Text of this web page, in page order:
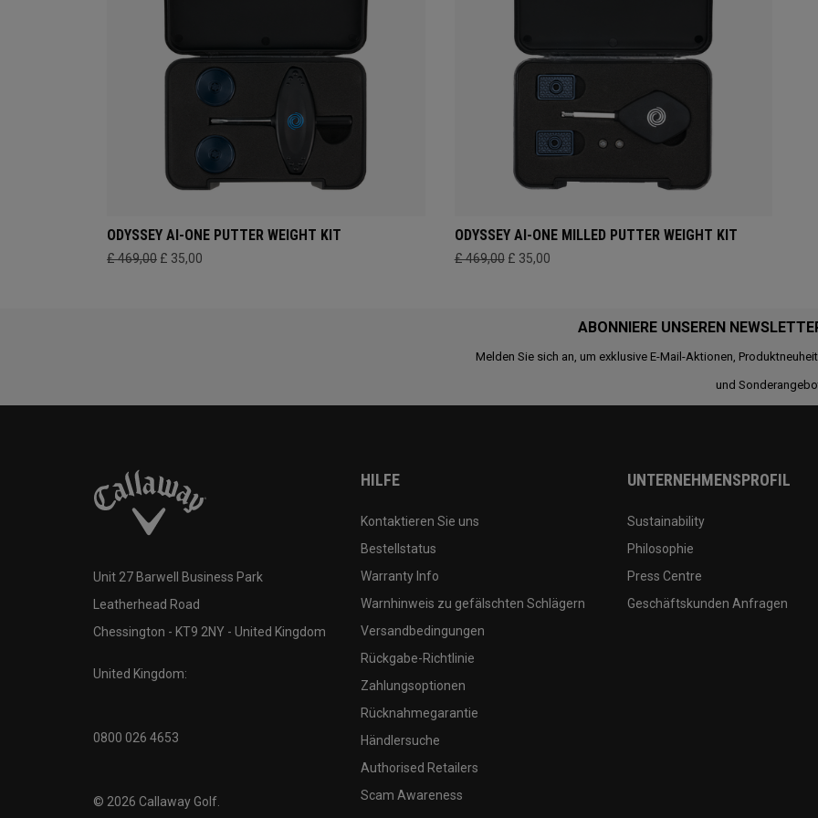
ODYSSEY AI-ONE PUTTER WEIGHT KIT
£ 469,00 £ 35,00
ODYSSEY AI-ONE MILLED PUTTER WEIGHT KIT
£ 469,00 £ 35,00
ABONNIERE UNSEREN
Melden Sie sich an, um exklusive E-Mail-Aktionen,
und
Unit 27 Barwell Business Park
Leatherhead Road
Chessington - KT9 2NY - United Kingdom
United Kingdom:
0800 026 4653
© 2026 Callaway Golf.
HILFE
Kontaktieren Sie uns
Bestellstatus
Warranty Info
Warnhinweis zu gefälschten Schlägern
Versandbedingungen
Rückgabe-Richtlinie
Zahlungsoptionen
Rücknahmegarantie
Händlersuche
Authorised Retailers
Scam Awareness
UNTERNEHMENSPROFIL
Sustainability
Philosophie
Press Centre
Geschäftskunden Anfragen